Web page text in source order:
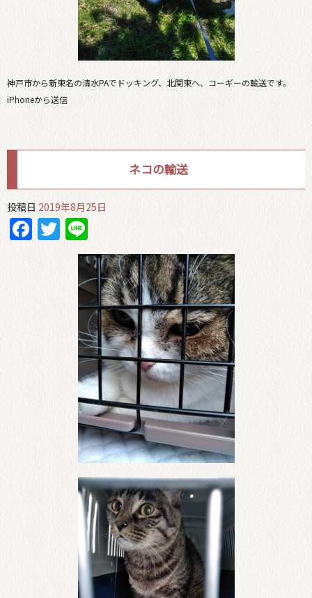
神戸市から新東名の清水PAでドッキング、北関東へ、コーギーの輸送です。
iPhoneから送信
ネコの輸送
投稿日 2019年8月25日
Facebook
Twitter